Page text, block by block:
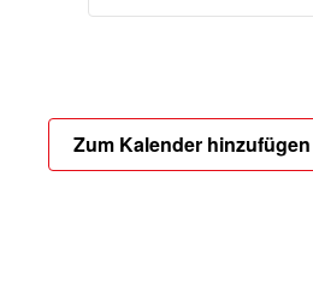
Zum Kalender hinzufügen